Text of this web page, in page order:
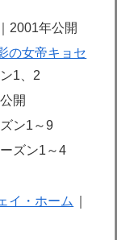
｜2001年公開
の女帝キョセ
1、2
開
ン1～9
ズン1～4
イ・ホーム